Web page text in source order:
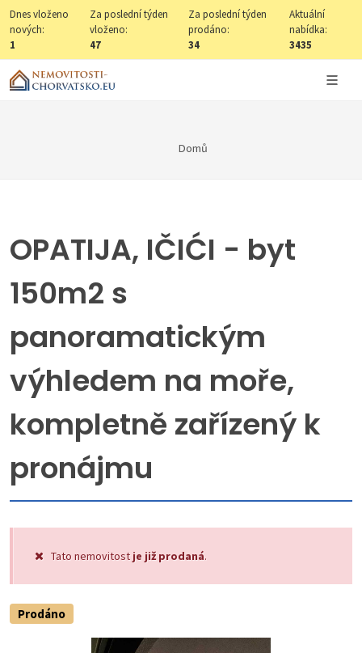
Dnes vloženo
nových:
1
Za poslední týden
vloženo:
47
Za poslední týden
prodáno:
34
Aktuální
nabídka:
3435
Domů
OPATIJA, IČIĆI - byt
150m2 s
panoramatickým
výhledem na moře,
kompletně zařízený k
pronájmu
Tato nemovitost je již prodaná.
Prodáno